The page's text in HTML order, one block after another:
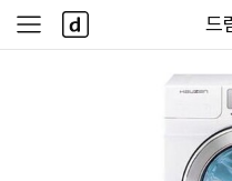
다
드
사
이
다
나
와